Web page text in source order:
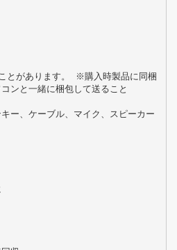
とがあります。 ※購入時製品に同梱
ンと一緒に梱包して送ること
ー、ケーブル、マイク、スピーカー